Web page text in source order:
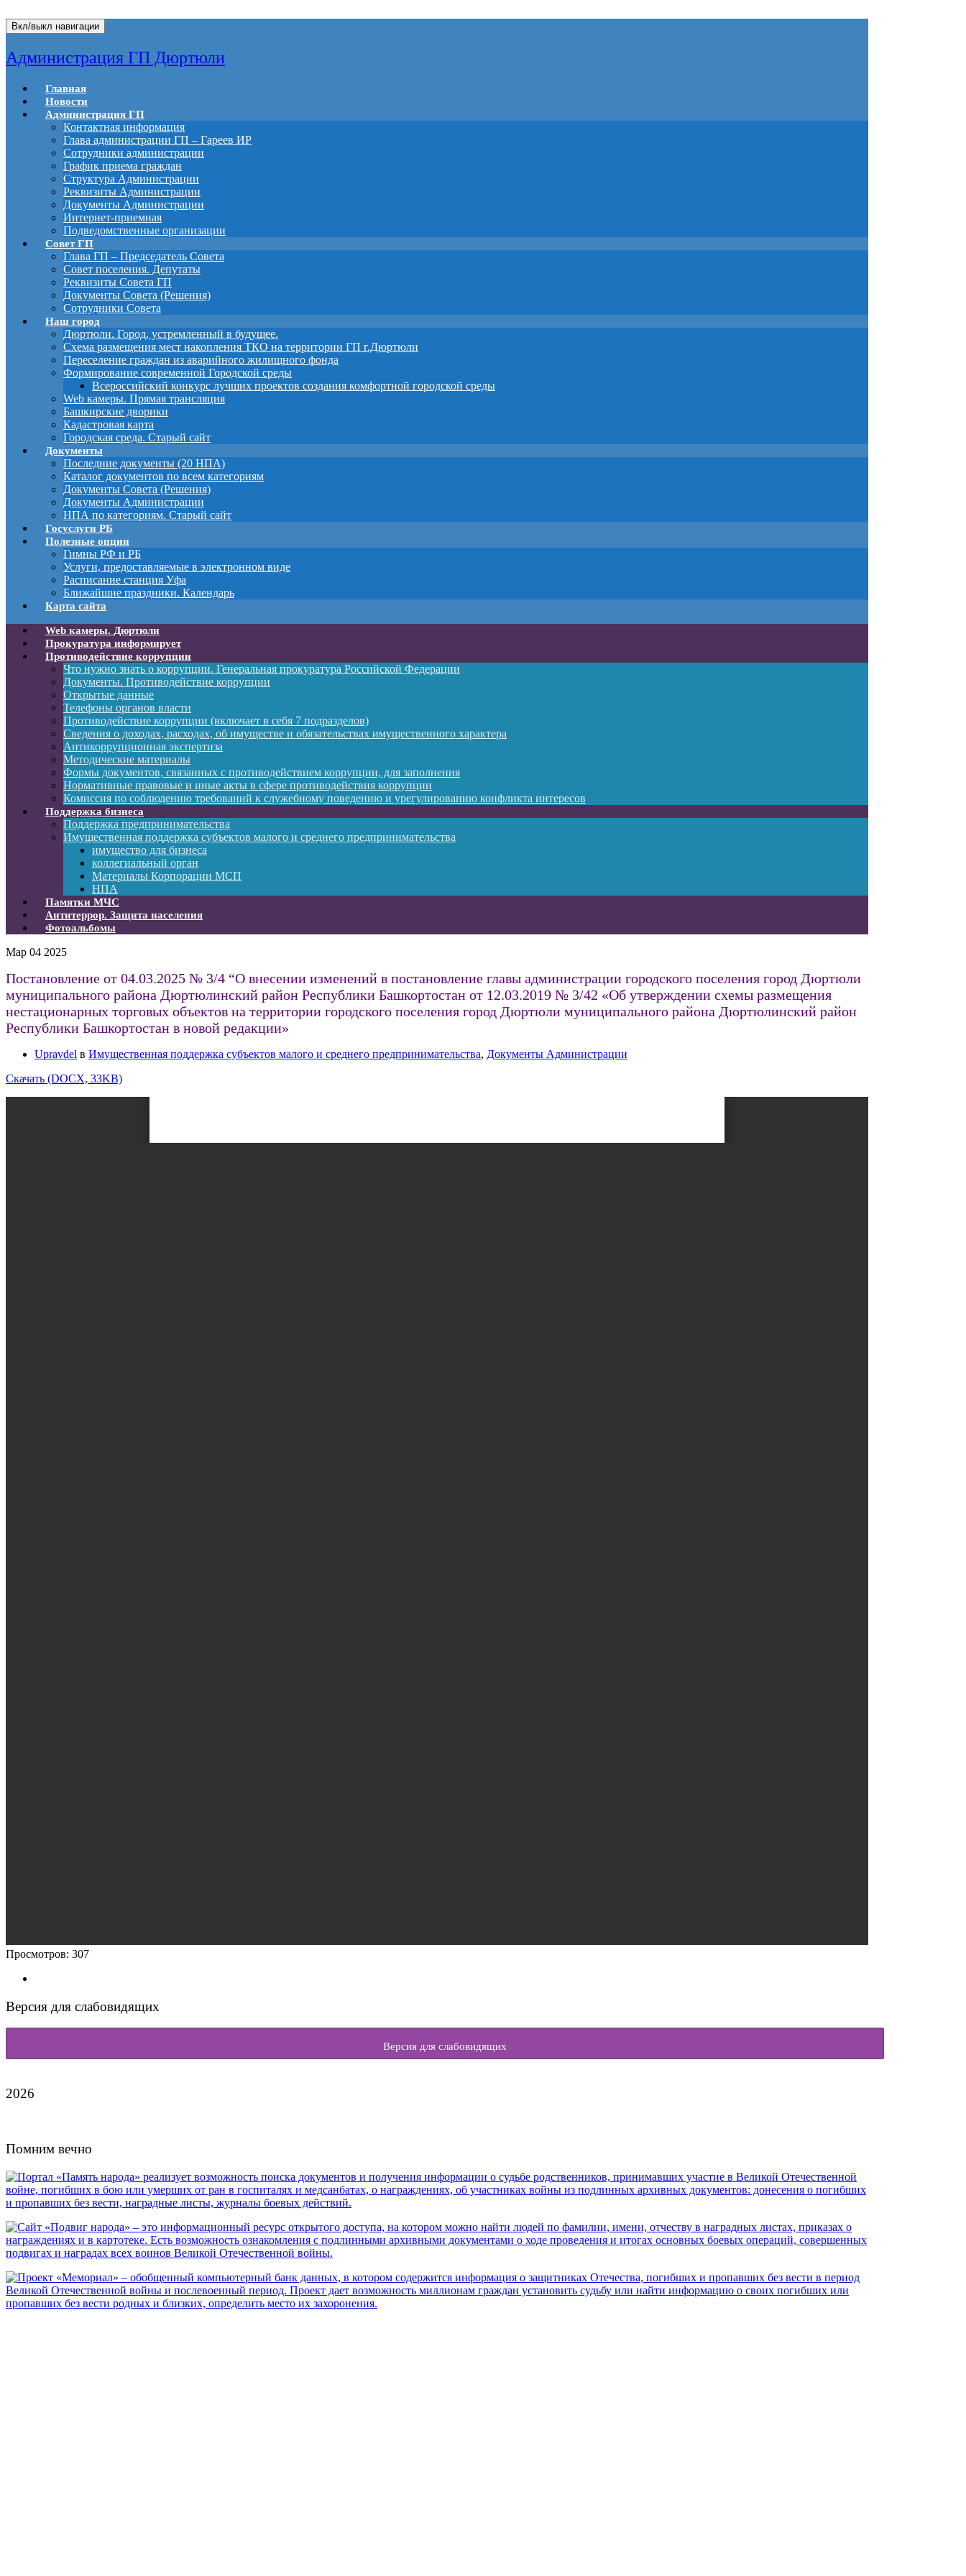
Вкл/выкл навигации
Администрация ГП Дюртюли
Главная
Новости
Администрация ГП
Контактная информация
Глава администрации ГП – Гареев ИР
Сотрудники администрации
График приема граждан
Структура Администрации
Реквизиты Администрации
Документы Администрации
Интернет-приемная
Подведомственные организации
Совет ГП
Глава ГП – Председатель Совета
Совет поселения. Депутаты
Реквизиты Совета ГП
Документы Совета (Решения)
Сотрудники Совета
Наш город
Дюртюли. Город, устремленный в будущее.
Схема размещения мест накопления ТКО на территории ГП г.Дюртюли
Переселение граждан из аварийного жилищного фонда
Формирование современной Городской среды
Всероссийский конкурс лучших проектов создания комфортной городской среды
Web камеры. Прямая трансляция
Башкирские дворики
Кадастровая карта
Городская среда. Старый сайт
Документы
Последние документы (20 НПА)
Каталог документов по всем категориям
Документы Совета (Решения)
Документы Администрации
НПА по категориям. Старый сайт
Госуслуги РБ
Полезные опции
Гимны РФ и РБ
Услуги, предоставляемые в электронном виде
Расписание станция Уфа
Ближайшие праздники. Календарь
Карта сайта
Web камеры. Дюртюли
Прокуратура информирует
Противодействие коррупции
Что нужно знать о коррупции. Генеральная прокуратура Российской Федерации
Документы. Противодействие коррупции
Открытые данные
Телефоны органов власти
Противодействие коррупции (включает в себя 7 подразделов)
Сведения о доходах, расходах, об имуществе и обязательствах имущественного характера
Антикоррупционная экспертиза
Методические материалы
Формы документов, связанных с противодействием коррупции, для заполнения
Нормативные правовые и иные акты в сфере противодействия коррупции
Комиссия по соблюдению требований к служебному поведению и урегулированию конфликта интересов
Поддержка бизнеса
Поддержка предпринимательства
Имущественная поддержка субъектов малого и среднего предпринимательства
имущество для бизнеса
коллегиальный орган
Материалы Корпорации МСП
НПА
Памятки МЧС
Антитеррор. Защита населения
Фотоальбомы
Мар 04 2025
Постановление от 04.03.2025 № 3/4 “О внесении изменений в постановление главы администрации городского поселения город Дюртюли
муниципального района Дюртюлинский район Республики Башкортостан от 12.03.2019 № 3/42 «Об утверждении схемы размещения
нестационарных торговых объектов на территории городского поселения город Дюртюли муниципального района Дюртюлинский район
Республики Башкортостан в новой редакции»
Upravdel в Имущественная поддержка субъектов малого и среднего предпринимательства, Документы Администрации
Скачать (DOCX, 33KB)
Просмотров: 307
Версия для слабовидящих
Версия для слабовидящих
2026
Помним вечно